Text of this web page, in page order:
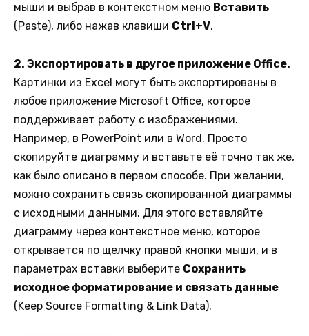
мыши и выбрав в контекстном меню Вставить
(Paste), либо нажав клавиши Ctrl+V.
2. Экспортировать в другое приложение Office.
Картинки из Excel могут быть экспортированы в
любое приложение Microsoft Office, которое
поддерживает работу с изображениями.
Например, в PowerPoint или в Word. Просто
скопируйте диаграмму и вставьте её точно так же,
как было описано в первом способе. При желании,
можно сохранить связь скопированной диаграммы
с исходными данными. Для этого вставляйте
диаграмму через контекстное меню, которое
открывается по щелчку правой кнопки мыши, и в
параметрах вставки выберите Сохранить
исходное форматирование и связать данные
(Keep Source Formatting & Link Data).